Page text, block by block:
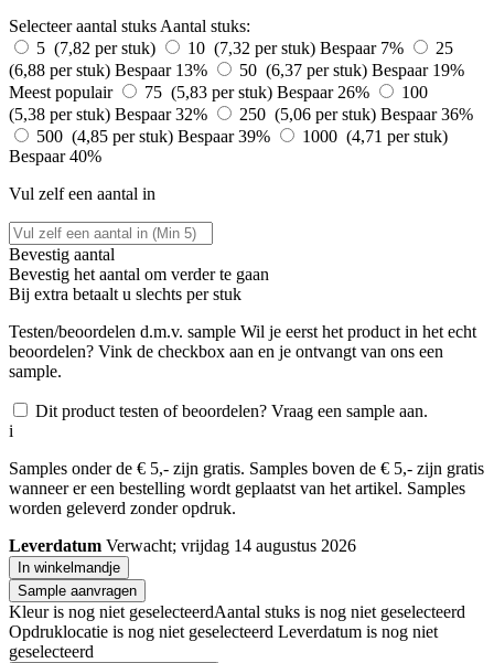
Selecteer aantal stuks Aantal stuks:
5 (7,82 per stuk)
10 (7,32 per stuk) Bespaar 7%
25
(6,88 per stuk) Bespaar 13% 50 (6,37 per stuk) Bespaar 19%
Meest populair
75 (5,83 per stuk) Bespaar 26%
100
(5,38 per stuk) Bespaar 32% 250 (5,06 per stuk) Bespaar 36%
500 (4,85 per stuk) Bespaar 39%
1000 (4,71 per stuk)
Bespaar 40%
Vul zelf een aantal in
Bevestig aantal
Bevestig het aantal om verder te gaan
Bij extra betaalt u slechts per stuk
Testen/beoordelen d.m.v. sample Wil je eerst het product in het echt
beoordelen? Vink de checkbox aan en je ontvangt van ons een
sample.
Dit product testen of beoordelen? Vraag een sample aan.
i
Samples onder de € 5,- zijn gratis. Samples boven de € 5,- zijn gratis
wanneer er een bestelling wordt geplaatst van het artikel. Samples
worden geleverd zonder opdruk.
Leverdatum Verwacht; vrijdag 14 augustus 2026
In winkelmandje
Sample aanvragen
Kleur is nog niet geselecteerdAantal stuks is nog niet geselecteerd
Opdruklocatie is nog niet geselecteerd Leverdatum is nog niet
geselecteerd